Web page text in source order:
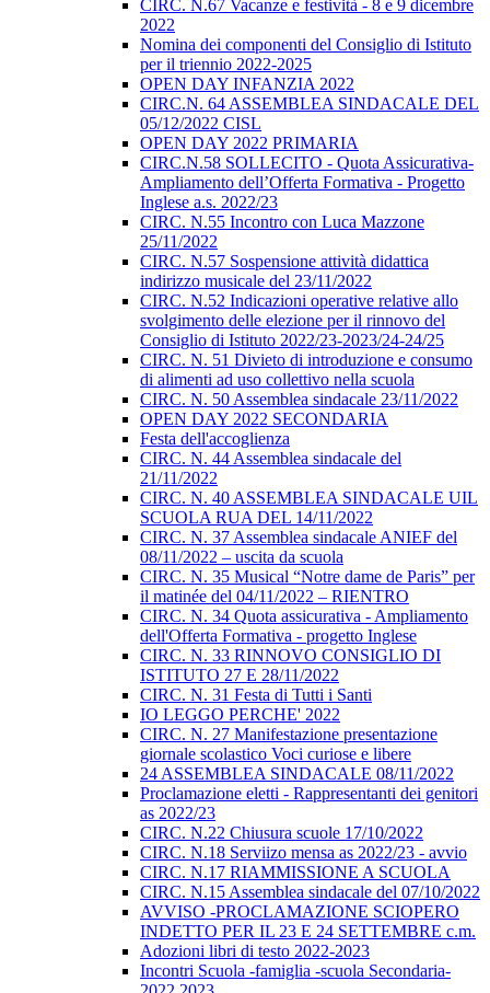
CIRC. N.67 Vacanze e festività - 8 e 9 dicembre
2022
Nomina dei componenti del Consiglio di Istituto
per il triennio 2022-2025
OPEN DAY INFANZIA 2022
CIRC.N. 64 ASSEMBLEA SINDACALE DEL
05/12/2022 CISL
OPEN DAY 2022 PRIMARIA
CIRC.N.58 SOLLECITO - Quota Assicurativa-
Ampliamento dell’Offerta Formativa - Progetto
Inglese a.s. 2022/23
CIRC. N.55 Incontro con Luca Mazzone
25/11/2022
CIRC. N.57 Sospensione attività didattica
indirizzo musicale del 23/11/2022
CIRC. N.52 Indicazioni operative relative allo
svolgimento delle elezione per il rinnovo del
Consiglio di Istituto 2022/23-2023/24-24/25
CIRC. N. 51 Divieto di introduzione e consumo
di alimenti ad uso collettivo nella scuola
CIRC. N. 50 Assemblea sindacale 23/11/2022
OPEN DAY 2022 SECONDARIA
Festa dell'accoglienza
CIRC. N. 44 Assemblea sindacale del
21/11/2022
CIRC. N. 40 ASSEMBLEA SINDACALE UIL
SCUOLA RUA DEL 14/11/2022
CIRC. N. 37 Assemblea sindacale ANIEF del
08/11/2022 – uscita da scuola
CIRC. N. 35 Musical “Notre dame de Paris” per
il matinée del 04/11/2022 – RIENTRO
CIRC. N. 34 Quota assicurativa - Ampliamento
dell'Offerta Formativa - progetto Inglese
CIRC. N. 33 RINNOVO CONSIGLIO DI
ISTITUTO 27 E 28/11/2022
CIRC. N. 31 Festa di Tutti i Santi
IO LEGGO PERCHE' 2022
CIRC. N. 27 Manifestazione presentazione
giornale scolastico Voci curiose e libere
24 ASSEMBLEA SINDACALE 08/11/2022
Proclamazione eletti - Rappresentanti dei genitori
as 2022/23
CIRC. N.22 Chiusura scuole 17/10/2022
CIRC. N.18 Serviizo mensa as 2022/23 - avvio
CIRC. N.17 RIAMMISSIONE A SCUOLA
CIRC. N.15 Assemblea sindacale del 07/10/2022
AVVISO -PROCLAMAZIONE SCIOPERO
INDETTO PER IL 23 E 24 SETTEMBRE c.m.
Adozioni libri di testo 2022-2023
Incontri Scuola -famiglia -scuola Secondaria-